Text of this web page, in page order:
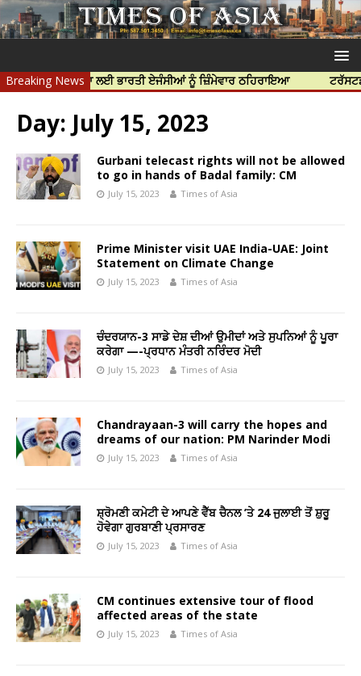
Breaking News
ਦੀ ਹੱਤਿਆ ਲਈ ਭਾਰਤੀ ਏਜੰਸੀਆਂ ਨੂੰ ਜ਼ਿੰਮੇਵਾਰ ਠਹਿਰਾਇਆ ਟਰੱਸਟਡ
Day: July 15, 2023
Gurbani telecast rights will not be allowed
to go in hands of Badal family: CM
July 15, 2023 Times of Asia
Prime Minister visit UAE India-UAE: Joint
Statement on Climate Change
July 15, 2023 Times of Asia
ਚੰਦਰਯਾਨ-3 ਸਾਡੇ ਦੇਸ਼ ਦੀਆਂ ਉਮੀਦਾਂ ਅਤੇ ਸੁਪਨਿਆਂ ਨੂੰ ਪੂਰਾ
ਕਰੇਗਾ —-ਪ੍ਰਧਾਨ ਮੰਤਰੀ ਨਰਿੰਦਰ ਮੋਦੀ
July 15, 2023 Times of Asia
Chandrayaan-3 will carry the hopes and
dreams of our nation: PM Narinder Modi
July 15, 2023 Times of Asia
ਸ਼੍ਰੋਮਣੀ ਕਮੇਟੀ ਦੇ ਆਪਣੇ ਵੈੱਬ ਚੈਨਲ ’ਤੇ 24 ਜੁਲਾਈ ਤੋਂ ਸ਼ੁਰੂ
ਹੋਵੇਗਾ ਗੁਰਬਾਣੀ ਪ੍ਰਸਾਰਣ
July 15, 2023 Times of Asia
CM continues extensive tour of flood
affected areas of the state
July 15, 2023 Times of Asia